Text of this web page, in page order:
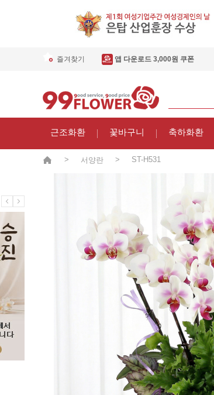
즐겨찾기 앱 다운로드 3,000원 쿠폰
근조화환 꽃바구니 축하화환
> 서양란 > ST-H531